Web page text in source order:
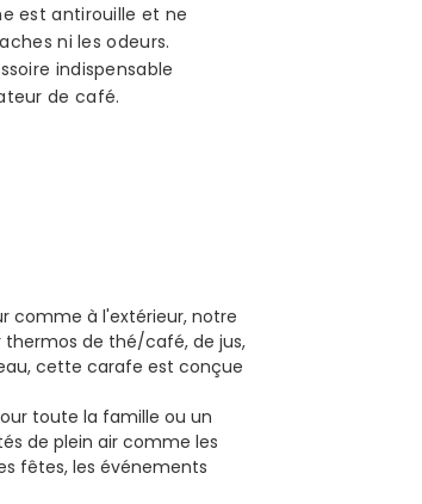
est antirouille et ne
ni les odeurs.
indispensable
de café.
comme à l'extérieur, notre
de thé/café, de jus,
cette carafe est conçue
toute la famille ou un
de plein air comme les
fêtes, les événements